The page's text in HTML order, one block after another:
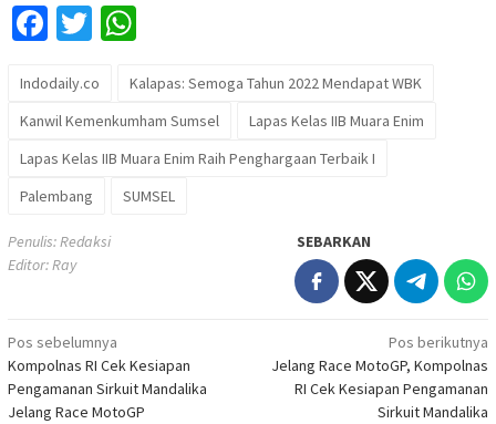
Facebook
Twitter
Indodaily.co
Kalapas: Semoga Tahun 2022 Mendapat WBK
Kanwil Kemenkumham Sumsel
Lapas Kelas IIB Muara Enim
Lapas Kelas IIB Muara Enim Raih Penghargaan Terbaik I
Palembang
SUMSEL
Penulis: Redaksi
Editor: Ray
SEBARKAN
Navigasi
pos
Pos sebelumnya
Kompolnas RI Cek Kesiapan
Pengamanan Sirkuit Mandalika
Jelang Race MotoGP
Pos berikutnya
Jelang Race MotoGP, Kompolnas
RI Cek Kesiapan Pengamanan
Sirkuit Mandalika